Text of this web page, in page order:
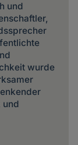
und
wurde
und